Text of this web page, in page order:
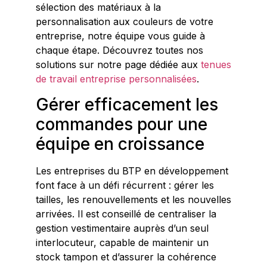
sélection des matériaux à la
personnalisation aux couleurs de votre
entreprise, notre équipe vous guide à
chaque étape. Découvrez toutes nos
solutions sur notre page dédiée aux tenues
de travail entreprise personnalisées.
Gérer efficacement les
commandes pour une
équipe en croissance
Les entreprises du BTP en développement
font face à un défi récurrent : gérer les
tailles, les renouvellements et les nouvelles
arrivées. Il est conseillé de centraliser la
gestion vestimentaire auprès d’un seul
interlocuteur, capable de maintenir un
stock tampon et d’assurer la cohérence